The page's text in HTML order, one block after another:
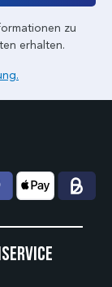
zu
erhalten.